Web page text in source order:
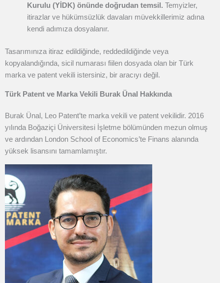
Kurulu (YİDK) önünde doğrudan temsil. Temyizler,
itirazlar ve hükümsüzlük davaları müvekkillerimiz adına
kendi adımıza dosyalanır.
Tasarımınıza itiraz edildiğinde, reddedildiğinde veya
kopyalandığında, sicil numarası fiilen dosyada olan bir Türk
marka ve patent vekili istersiniz, bir aracıyı değil.
Türk Patent ve Marka Vekili Burak Ünal Hakkında
Burak Ünal, Leo Patent’te marka vekili ve patent vekilidir. 2016
yılında Boğaziçi Üniversitesi İşletme bölümünden mezun olmuş
ve ardından London School of Economics’te Finans alanında
yüksek lisansını tamamlamıştır.